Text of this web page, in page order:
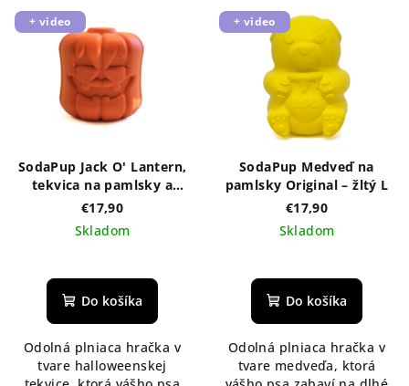
+ video
SodaPup Jack O' Lantern,
tekvica na pamlsky a
žuvanie Original -
€17,90
Skladom
Do košíka
Odolná plniaca hračka v
tvare halloweenskej
+ video
SodaPup Medveď na
pamlsky Original – žltý L
€17,90
Skladom
Do košíka
Odolná plniaca hračka v
tvare medveďa, ktorá